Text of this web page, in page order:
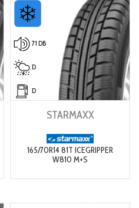
71 DB
D
D
STARMAXX
165/70R14 81T ICEGRIPPER
W810 M+S